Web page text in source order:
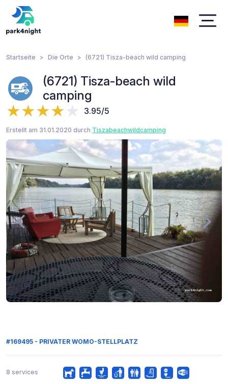
Startseite Die Orte (6721) Tisza-beach wild camping
(6721) Tisza-beach wild
camping
3.95/5
Erstellt am 31.01.2020 durch Tiszabeachwildcamping
#169495 - PRIVATER WOMO-STELLPLATZ
8 services